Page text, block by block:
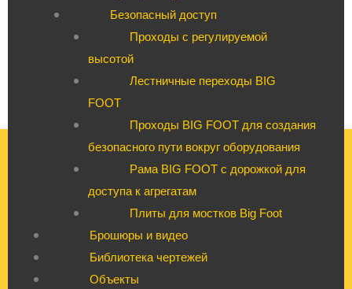
Безопасный доступ
Проходы с регулируемой
высотой
Лестничные переходы BIG
FOOT
Проходы BIG FOOT для создания
безопасного пути вокруг оборудования
Рама BIG FOOT с дорожкой для
доступа к агрегатам
Плиты для мостков Big Foot
Брошюры и видео
Библиотека чертежей
Объекты